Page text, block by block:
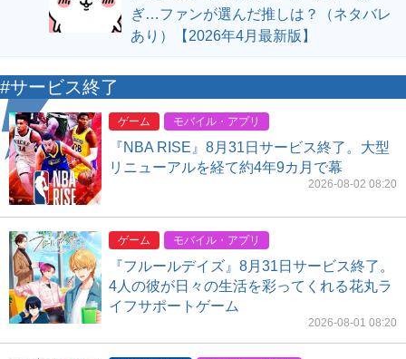
ぎ…ファンが選んだ推しは？（ネタバレ
あり）【2026年4月最新版】
#サービス終了
ゲーム モバイル・アプリ
『NBA RISE』8月31日サービス終了。大型
リニューアルを経て約4年9カ月で幕
2026-08-02 08:20
ゲーム モバイル・アプリ
『フルールデイズ』8月31日サービス終了。
4人の彼が日々の生活を彩ってくれる花丸ラ
イフサポートゲーム
2026-08-01 08:20